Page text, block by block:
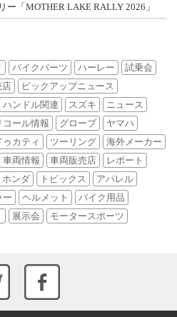
「MOTHER LAKE RALLY 2026」
バイクパーツ ハーレー
試乗会
店
ピックアップニュース
ハンドル関連 スズキ
ニュース
コール情報 グローブ
ヤマハ
ゥカティ ツーリング
海外メーカー
車両情報 車両販売店
レポート
ホンダ トピックス
アパレル
ー ヘルメット
バイク用品
展示会
モータースポーツ